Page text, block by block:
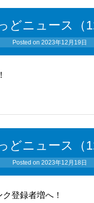
どニュース（
Posted on 2023年12月19日
どニュース（
Posted on 2023年12月18日
登録者増へ！